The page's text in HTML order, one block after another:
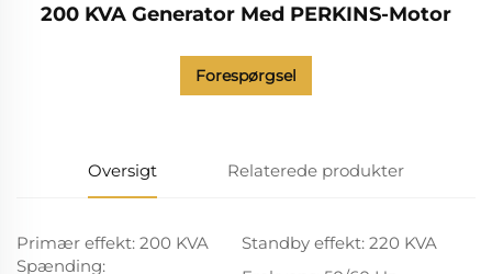
200 KVA Generator Med PERKINS-Motor
Forespørgsel
Oversigt Relaterede produkter
Primær effekt: 200 KVA
Standby effekt: 220 KVA
Spænding: